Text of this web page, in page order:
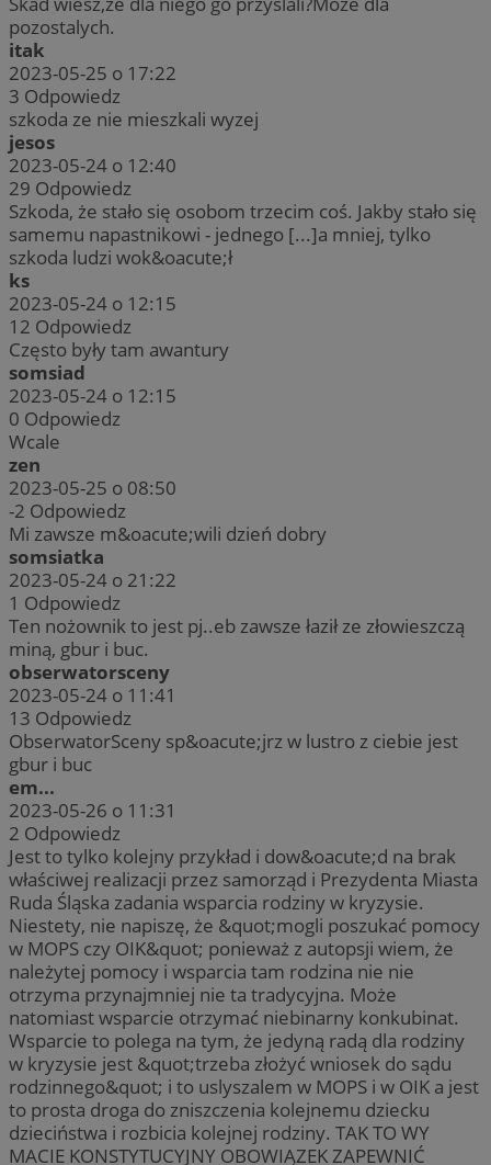
pozostalych.
itak
2023-05-25 o 17:22
3 Odpowiedz
szkoda ze nie mieszkali wyzej
jesos
2023-05-24 o 12:40
29 Odpowiedz
Szkoda, że stało się osobom trzecim coś. Jakby stało się
samemu napastnikowi - jednego [...]a mniej, tylko
szkoda ludzi wok&oacute;ł
ks
2023-05-24 o 12:15
12 Odpowiedz
Często były tam awantury
somsiad
2023-05-24 o 12:15
0 Odpowiedz
Wcale
zen
2023-05-25 o 08:50
-2 Odpowiedz
Mi zawsze m&oacute;wili dzień dobry
somsiatka
2023-05-24 o 21:22
1 Odpowiedz
Ten nożownik to jest pj..eb zawsze łaził ze złowieszczą
miną, gbur i buc.
obserwatorsceny
2023-05-24 o 11:41
13 Odpowiedz
ObserwatorSceny sp&oacute;jrz w lustro z ciebie jest
gbur i buc
em...
2023-05-26 o 11:31
2 Odpowiedz
Jest to tylko kolejny przykład i dow&oacute;d na brak
właściwej realizacji przez samorząd i Prezydenta Miasta
Ruda Śląska zadania wsparcia rodziny w kryzysie.
Niestety, nie napiszę, że &quot;mogli poszukać pomocy
w MOPS czy OIK&quot; ponieważ z autopsji wiem, że
należytej pomocy i wsparcia tam rodzina nie nie
otrzyma przynajmniej nie ta tradycyjna. Może
natomiast wsparcie otrzymać niebinarny konkubinat.
Wsparcie to polega na tym, że jedyną radą dla rodziny
w kryzysie jest &quot;trzeba złożyć wniosek do sądu
rodzinnego&quot; i to uslyszalem w MOPS i w OIK a jest
to prosta droga do zniszczenia kolejnemu dziecku
dzieciństwa i rozbicia kolejnej rodziny. TAK TO WY
MACIE KONSTYTUCYJNY OBOWIĄZEK ZAPEWNIĆ